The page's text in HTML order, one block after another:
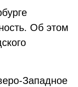
Об этом
Западное